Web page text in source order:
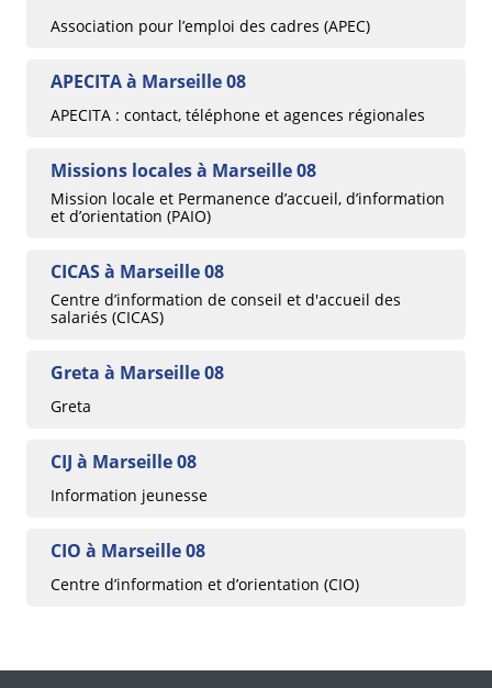
Association pour l’emploi des cadres (APEC)
APECITA à Marseille 08
APECITA : contact, téléphone et agences régionales
Missions locales à Marseille 08
Mission locale et Permanence d’accueil, d’information
et d’orientation (PAIO)
CICAS à Marseille 08
Centre d’information de conseil et d'accueil des
salariés (CICAS)
Greta à Marseille 08
Greta
CIJ à Marseille 08
Information jeunesse
CIO à Marseille 08
Centre d’information et d’orientation (CIO)